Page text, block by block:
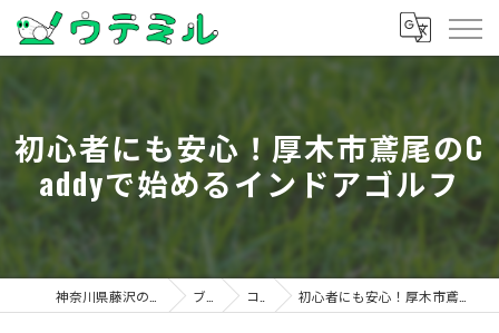
初心者にも安心！厚木市鳶尾のC
addyで始めるインドアゴルフ
ブログ コラム 初心者にも安心！厚木市鳶尾のCaddyで始めるインドアゴルフ